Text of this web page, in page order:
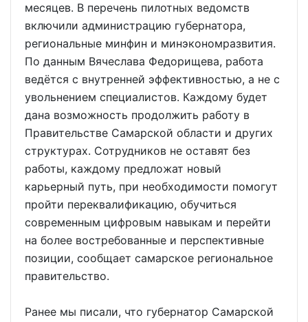
месяцев. В перечень пилотных ведомств
включили администрацию губернатора,
региональные минфин и минэкономразвития.
По данным Вячеслава Федорищева, работа
ведётся с внутренней эффективностью, а не с
увольнением специалистов. Каждому будет
дана возможность продолжить работу в
Правительстве Самарской области и других
структурах. Сотрудников не оставят без
работы, каждому предложат новый
карьерный путь, при необходимости помогут
пройти переквалификацию, обучиться
современным цифровым навыкам и перейти
на более востребованные и перспективные
позиции, сообщает самарское региональное
правительство.
Ранее мы писали, что губернатор Самарской